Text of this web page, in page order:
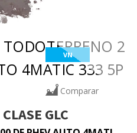
VN
Comparar
CLASE GLC